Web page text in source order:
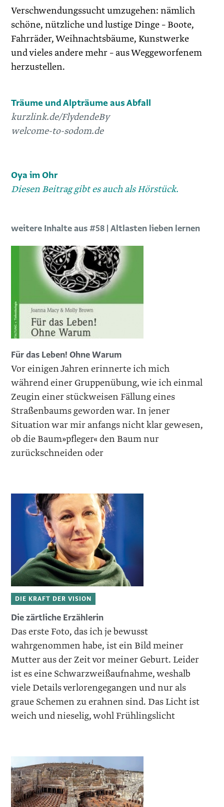
Verschwendungssucht umzugehen: nämlich
schöne, nützliche und lustige Dinge – Boote,
Fahrräder, Weihnachtsbäume, Kunstwerke
und vieles andere mehr – aus Weggeworfenem
herzustellen.
Träume und Alpträume aus Abfall
kurzlink.de/FlydendeBy
welcome-to-sodom.de
Oya im Ohr
Diesen Beitrag gibt es auch alsHörstück.
weitere Inhalte aus #58 | Altlasten lieben lernen
Für das Leben! Ohne Warum
Vor einigen Jahren erinnerte ich mich
während einer Gruppenübung, wie ich einmal
Zeugin einer stückweisen Fällung eines
Straßenbaums geworden war. In jener
Situation war mir anfangs nicht klar gewesen,
ob die Baum»pfleger« den Baum nur
zurückschneiden oder
DIE KRAFT DER VISION
Die zärtliche Erzählerin
Das erste Foto, das ich je bewusst
wahrgenommen habe, ist ein Bild meiner
Mutter aus der Zeit vor meiner Geburt. Leider
ist es eine Schwarzweißaufnahme, weshalb
viele Details verlorengegangen und nur als
graue Schemen zu erahnen sind. Das Licht ist
weich und nieselig, wohl Frühlingslicht